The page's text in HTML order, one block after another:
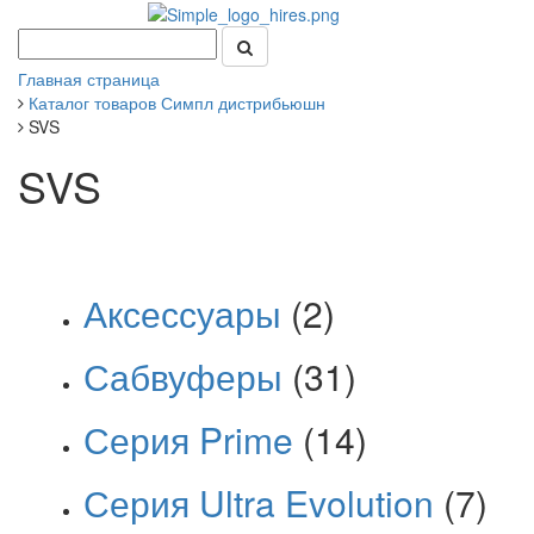
Главная страница
Каталог товаров Симпл дистрибьюшн
SVS
SVS
Аксессуары (2)
Сабвуферы (31)
Серия Prime (14)
Серия Ultra Evolution (7)